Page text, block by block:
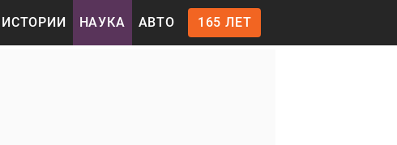
ИСТОРИИ НАУКА АВТО 165 ЛЕТ